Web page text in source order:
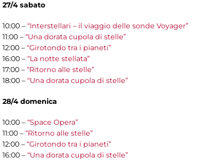
27/4 sabato
10:00 – “Interstellari – il viaggio delle sonde Voyager”
11:00 – “Una dorata cupola di stelle”
12:00 – “Girotondo tra i pianeti”
16:00 – “La notte stellata”
17:00 – “Ritorno alle stelle”
18:00 – “Una dorata cupola di stelle”
28/4 domenica
10:00 – “Space Opera”
11:00 – “Ritorno alle stelle”
12:00 – “Girotondo tra i pianeti”
16:00 – “Una dorata cupola di stelle”